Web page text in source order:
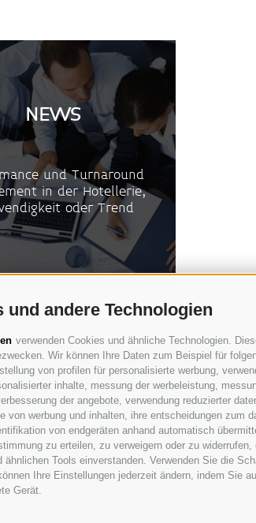
andere Technologien
verwenden Cookies und ähnliche Technologien.
Wir können Ihre Daten zum Beispiel für
von profilen für personalisierte werbung,
inhalte, messung der werbeleistung,
der angebote, verwendung reduzierter
von werbung und inhalten, ihre entscheidungen
von endgeräten anhand automatisch
zu erteilen, zu verweigern oder zu
Tools einverstanden. Verwenden Sie die
Ihre Einstellungen jederzeit ändern, indem Sie
Gerät.
NEWS
und Turnaround
in der Hotellerie,
oder Trend
VAHRN
- I-39040 Vahrn
140 - Fax +39 0472 978 141
partner.com | recruiting@michaeler-
Privacy Cookie Präferenzen
Handelskammer Bozen mit der Steuer- und